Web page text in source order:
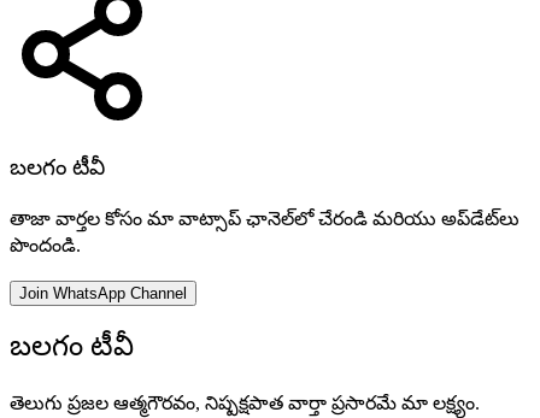
బలగం టీవీ
తాజా వార్తల కోసం మా వాట్సాప్ ఛానెల్‌లో చేరండి మరియు అప్‌డేట్‌లు
పొందండి.
Join WhatsApp Channel
బలగం టీవీ
తెలుగు ప్రజల ఆత్మగౌరవం, నిష్పక్షపాత వార్తా ప్రసారమే మా లక్ష్యం.